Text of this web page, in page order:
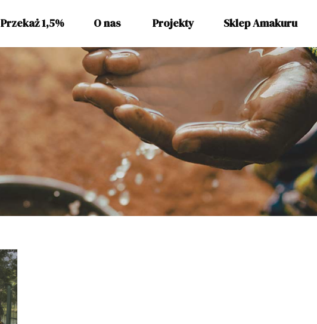
Przekaż 1,5% O nas Projekty Sklep Amakuru